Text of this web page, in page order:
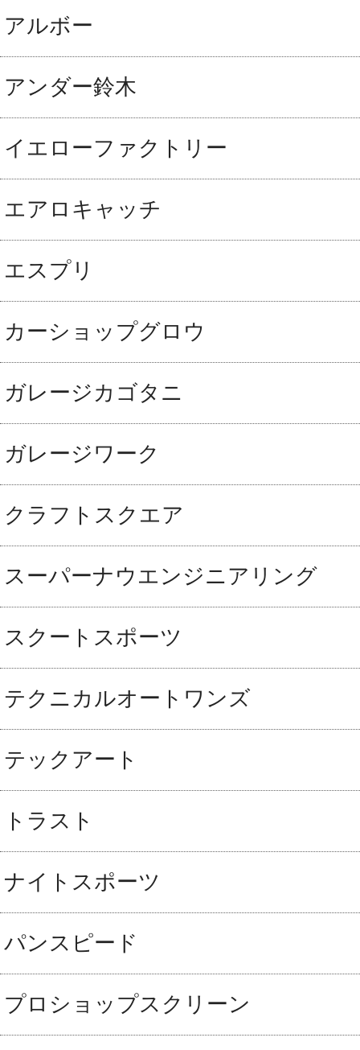
アルボー
アンダー鈴木
イエローファクトリー
エアロキャッチ
エスプリ
カーショップグロウ
ガレージカゴタニ
ガレージワーク
クラフトスクエア
スーパーナウエンジニアリング
スクートスポーツ
テクニカルオートワンズ
テックアート
トラスト
ナイトスポーツ
パンスピード
プロショップスクリーン